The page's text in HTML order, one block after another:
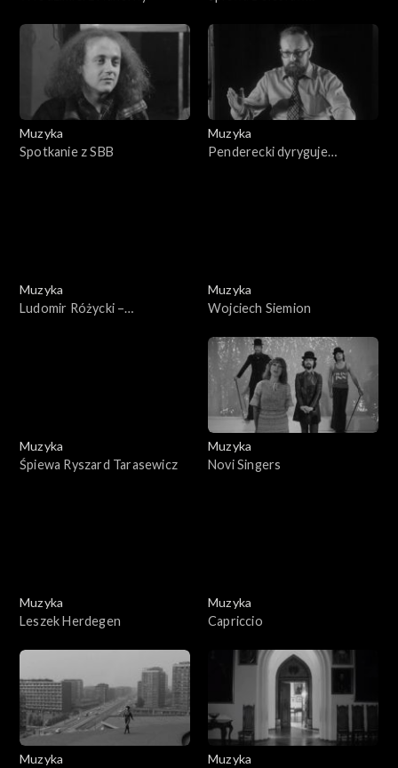
Muzyka
Spotkanie z SBB
Muzyka
Penderecki dyryguje
Muzyka
Ludomir Różycki –
Muzyka
Wojciech Siemion
Muzyka
Śpiewa Ryszard Tarasewicz
Muzyka
Novi Singers
Muzyka
Leszek Herdegen
Muzyka
Capriccio
Muzyka
Muzyka